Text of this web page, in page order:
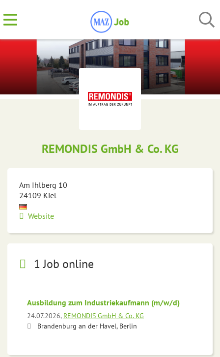
REMONDIS GmbH & Co. KG
Am Ihlberg 10
24109 Kiel
Website
1 Job online
Ausbildung zum Industriekaufmann (m/w/d)
24.07.2026, REMONDIS GmbH & Co. KG
Brandenburg an der Havel, Berlin